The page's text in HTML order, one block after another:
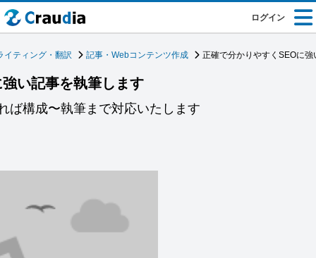
ログイン
イティング・翻訳 記事・Webコンテンツ作成 正確で分かりやすくSEOに
い記事を執筆します
ば構成〜執筆まで対応いたします